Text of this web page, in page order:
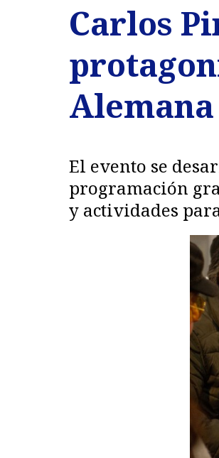
Carlos
Alemana
El evento se
programación
y actividades